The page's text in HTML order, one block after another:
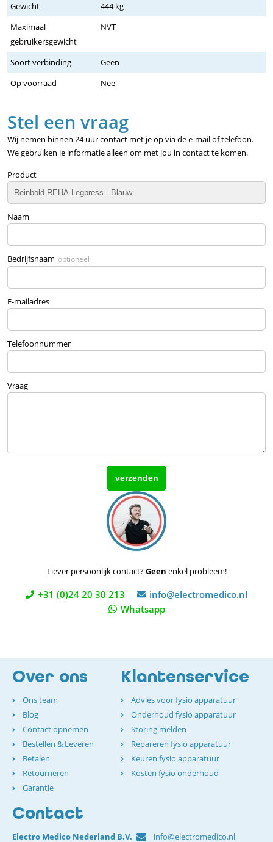
Gewicht
444 kg
Maximaal
gebruikersgewicht
NVT
Soort verbinding
Geen
Op voorraad
Nee
Stel een vraag
Wij nemen binnen 24 uur contact met je op via de e-mail of telefoon.
We gebruiken je informatie alleen om met jou in contact te komen.
Product
Naam
Bedrijfsnaam optioneel
E-mailadres
Telefoonnummer
Vraag
Liever persoonlijk contact?Geen enkel probleem!
+31 (0)24 20 30 213
info@electromedico.nl
Whatsapp
Over ons
Ons team
Blog
Contact opnemen
Bestellen & Leveren
Betalen
Retourneren
Garantie
Klantenservice
Advies voor fysio apparatuur
Onderhoud fysio apparatuur
Storing melden
Repareren fysio apparatuur
Keuren fysio apparatuur
Kosten fysio onderhoud
Contact
Electro Medico Nederland B.V. info@electromedico.nl